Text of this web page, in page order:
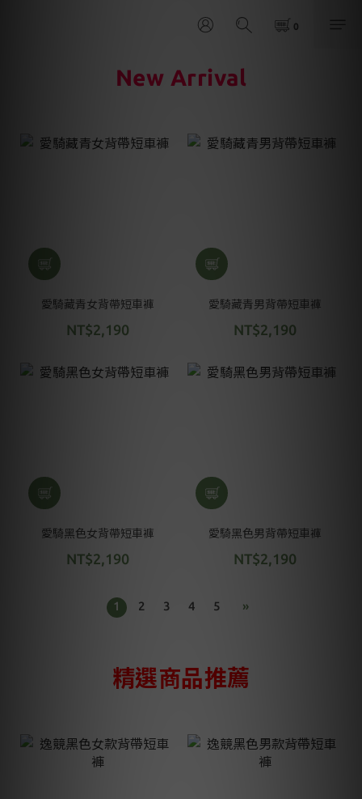
New Arrival
愛騎藏青女背帶短車褲
NT$2,190
愛騎藏青男背帶短車褲
NT$2,190
愛騎黑色女背帶短車褲
NT$2,190
愛騎黑色男背帶短車褲
NT$2,190
1 2 3 4 5 »
精選商品推薦